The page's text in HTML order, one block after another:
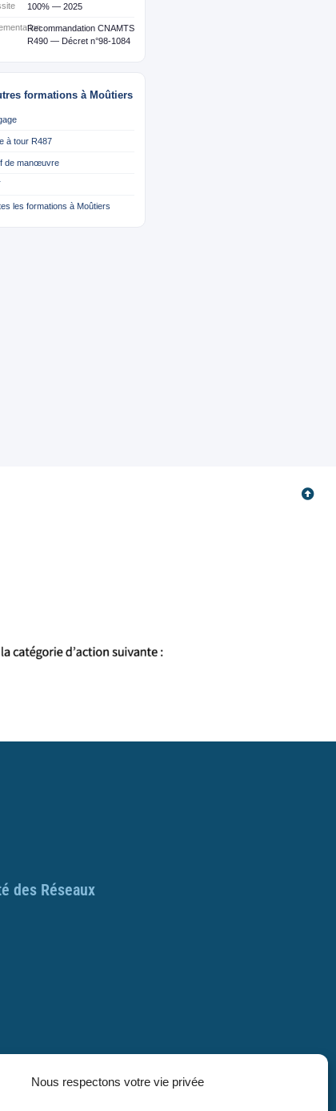
Nous respectons votre vie privée
100% — 2025
Recommandation CNAMTS
R490 — Décret n°98-1084
formations à Moûtiers
à tour R487
de manœuvre
les formations à Moûtiers
des Réseaux